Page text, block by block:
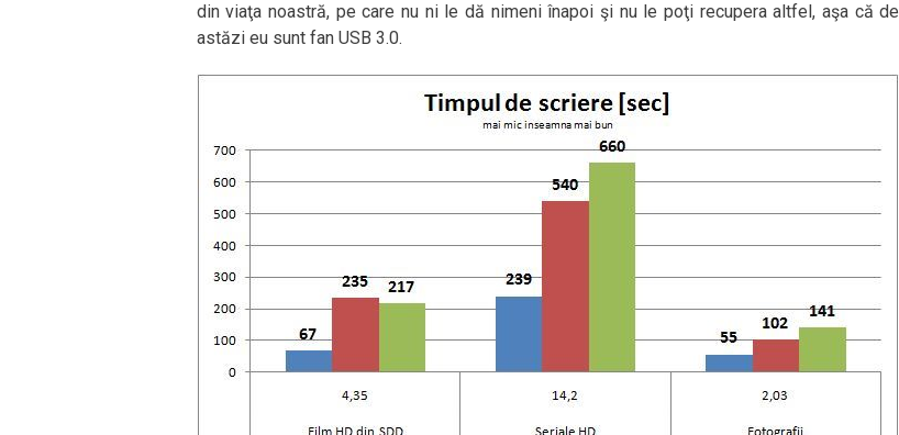
din viaţa noastră, pe care nu ni le dă nimeni înapoi şi nu le poţi recupera altfel, aşa că de
astăzi eu sunt fan USB 3.0.